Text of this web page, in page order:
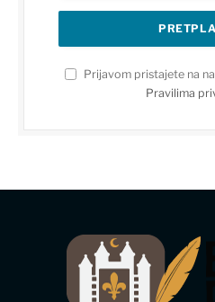
Prijavom pristajete na
Pravilima